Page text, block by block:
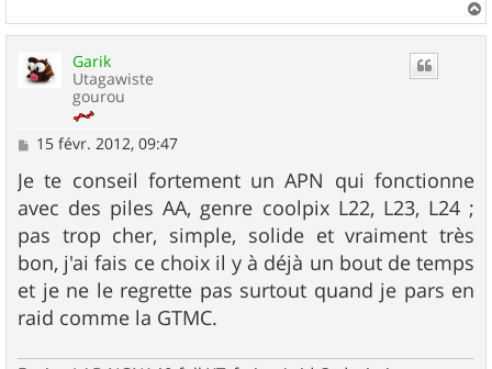
a
Garik
Utagawiste
gourou
M
s
s
a
g
e
15 févr. 2012, 09:47
Je te conseil fortement un APN qui fonctionne
avec des piles AA, genre coolpix L22, L23, L24 ;
pas trop cher, simple, solide et vraiment très
bon, j'ai fais ce choix il y à déjà un bout de temps
et je ne le regrette pas surtout quand je pars en
raid comme la GTMC.